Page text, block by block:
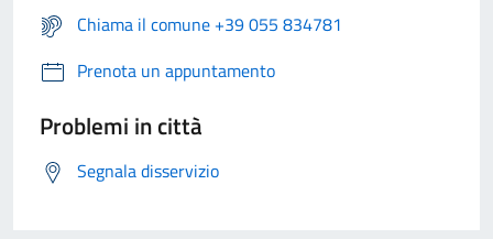
Chiama il comune +39 055 834781
Prenota un appuntamento
Problemi in città
Segnala disservizio